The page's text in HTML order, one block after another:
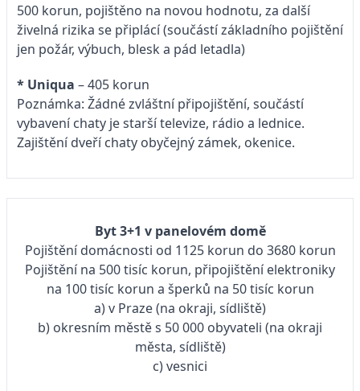
500 korun, pojištěno na novou hodnotu, za další
živelná rizika se připlácí (součástí základního pojištění
jen požár, výbuch, blesk a pád letadla)
* Uniqua – 405 korun
Poznámka: Žádné zvláštní připojištění, součástí
vybavení chaty je starší televize, rádio a lednice.
Zajištění dveří chaty obyčejný zámek, okenice.
Byt 3+1 v panelovém domě
Pojištění domácnosti od 1125 korun do 3680 korun
Pojištění na 500 tisíc korun, připojištění elektroniky
na 100 tisíc korun a šperků na 50 tisíc korun
a) v Praze (na okraji, sídliště)
b) okresním městě s 50 000 obyvateli (na okraji
města, sídliště)
c) vesnici